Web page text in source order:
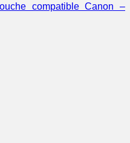
compatible Canon –